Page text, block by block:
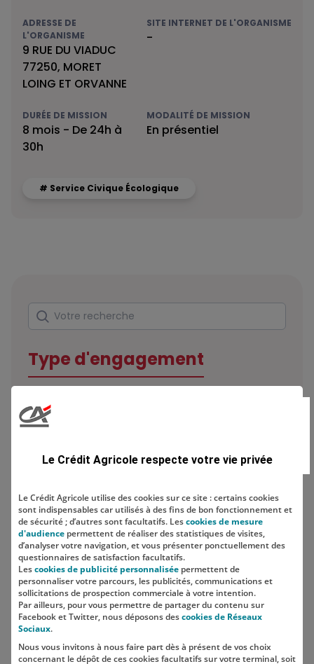
ADRESSE DE
L'ORGANISME
9 RUE DU VIADUC
77250, MORET
LOING ET ORVANNE
SITE INTERNET DE L'ORGANISME
-
DURÉE DE MISSION
8 mois - De 24h à
30h
MODALITÉ DE MISSION
En présentiel
# Service Civique Écologique
Rechercher
Votre recherche
Type d'engagement
Localisation
SUIVEZ-NOUS SUR LES RÉSEAUX
Le Crédit Agricole respecte votre vie privée
Le Crédit Agricole utilise des cookies sur ce site : certains cookies
sont indispensables car utilisés à des fins de bon fonctionnement et
de sécurité ; d’autres sont facultatifs. Lescookies de mesure
d'audience permettent de réaliser des statistiques de visites,
d’analyser votre navigation, et vous présenter ponctuellement des
questionnaires de satisfaction facultatifs.
Lescookies de publicité personnalisée permettent de
personnaliser votre parcours, les publicités, communications et
sollicitations de prospection commerciale à votre intention.
Par ailleurs, pour vous permettre de partager du contenu sur
Facebook et Twitter, nous déposons descookies de Réseaux
Sociaux.
Nous vous invitons à nous faire part dès à présent de vos choix
concernant le dépôt de ces cookies facultatifs sur votre terminal, soit